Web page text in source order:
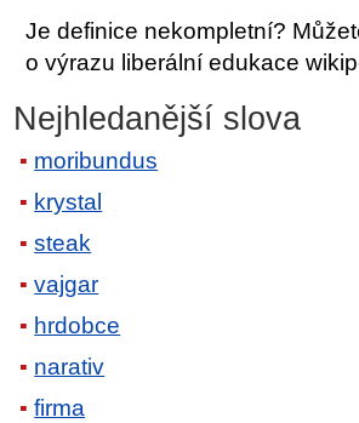
Je definice nekompletní?
o výrazu liberální edukace
Nejhledanější slova
moribundus
krystal
steak
vajgar
hrdobce
narativ
firma